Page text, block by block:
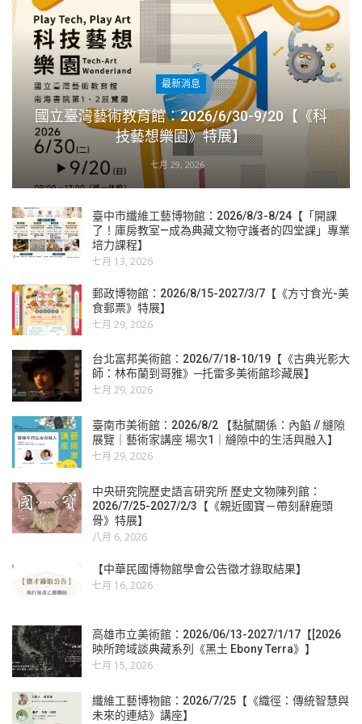
最新消息
國立臺灣藝術教育館：2026/6/30-9/20【《科
技藝想樂園》特展】
七月 29, 2026
臺中市纖維工藝博物館：2026/8/3-8/24【「開課
了！庫房教室—成為典藏文物守護者的四堂課」專業
培力課程】
七月 13, 2026
郵政博物館：2026/8/15-2027/3/7【《方寸食光-美
食郵票》特展】
七月 29, 2026
台北富邦美術館：2026/7/18-10/19【《古典光影大
師：林布蘭到哥雅》─托雷多美術館珍藏展】
七月 29, 2026
臺南市美術館：2026/8/2 【黏膩關係：內餡 // 縫隙
展覽｜藝術家講座 場次1｜縫隙中的生活與融入】
七月 29, 2026
中央研究院歷史語言研究所 歷史文物陳列館：
2026/7/25-2027/2/3【《親近國寶－帶刻辭鹿頭
骨》特展】
八月 6, 2026
【中華民國博物館學會公告徵才錄取結果】
七月 16, 2026
高雄市立美術館：2026/06/13-2027/1/17【[2026
映所跨域談典藏系列《黑土 Ebony Terra》】
七月 15, 2026
纖維工藝博物館：2026/7/25【《織徑：傳統智慧與
未來的連結》講座】